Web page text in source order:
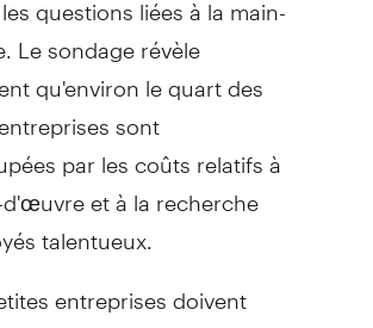
Le sondage révèle
qu'environ le quart des
sont
par les coûts relatifs à
et à la recherche
talentueux.
entreprises doivent